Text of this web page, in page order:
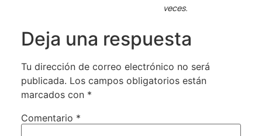
veces.
Deja una respuesta
Tu dirección de correo electrónico no será
publicada. Los campos obligatorios están
marcados con *
Comentario *